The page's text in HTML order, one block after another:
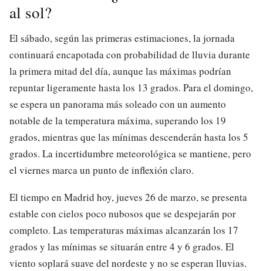
al sol?
El sábado, según las primeras estimaciones, la jornada
continuará encapotada con probabilidad de lluvia durante
la primera mitad del día, aunque las máximas podrían
repuntar ligeramente hasta los 13 grados. Para el domingo,
se espera un panorama más soleado con un aumento
notable de la temperatura máxima, superando los 19
grados, mientras que las mínimas descenderán hasta los 5
grados. La incertidumbre meteorológica se mantiene, pero
el viernes marca un punto de inflexión claro.
El tiempo en Madrid hoy, jueves 26 de marzo, se presenta
estable con cielos poco nubosos que se despejarán por
completo. Las temperaturas máximas alcanzarán los 17
grados y las mínimas se situarán entre 4 y 6 grados. El
viento soplará suave del nordeste y no se esperan lluvias.